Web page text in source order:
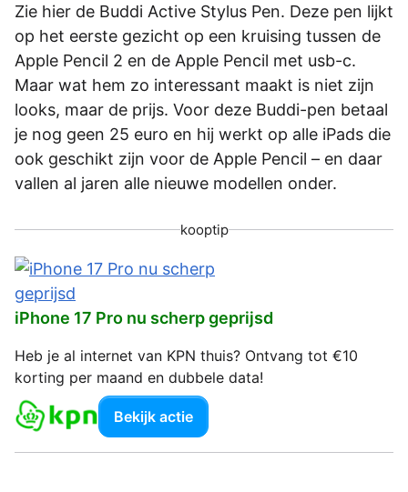
Zie hier de Buddi Active Stylus Pen. Deze pen lijkt
op het eerste gezicht op een kruising tussen de
Apple Pencil 2 en de Apple Pencil met usb-c.
Maar wat hem zo interessant maakt is niet zijn
looks, maar de prijs. Voor deze Buddi-pen ­betaal
je nog geen 25 euro en hij werkt op alle iPads die
ook geschikt zijn voor de Apple Pencil – en daar
vallen al jaren alle nieuwe modellen onder.
kooptip
iPhone 17 Pro nu scherp geprijsd
Heb je al internet van KPN thuis? Ontvang tot €10
korting per maand en dubbele data!
Bekijk actie